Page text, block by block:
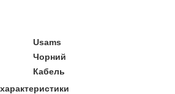
Usams
Чорний
Кабель